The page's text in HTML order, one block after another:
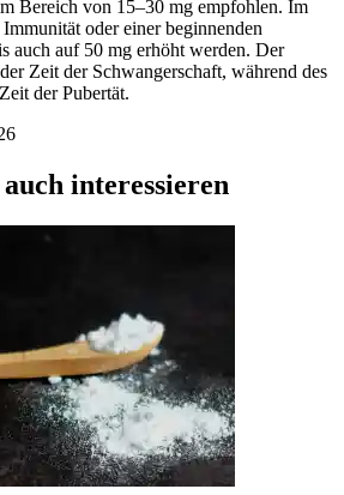
Bereich von 15–30 mg empfohlen. Im
oder einer beginnenden
auch auf 50 mg erhöht werden. Der
Zeit der Schwangerschaft, während des
der Pubertät.
interessieren